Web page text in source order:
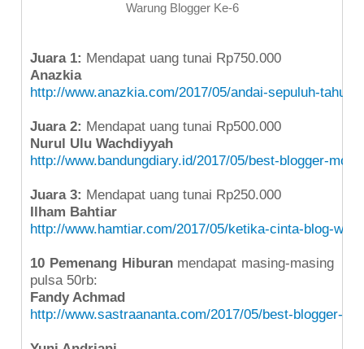
Warung Blogger Ke-6
Juara 1: Mendapat uang tunai Rp750.000
Anazkia
http://www.anazkia.com/2017/05/andai-sepuluh-
Juara 2: Mendapat uang tunai Rp500.000
Nurul Ulu Wachdiyyah
http://www.bandungdiary.id/2017/05/best-blogger-
Juara 3: Mendapat uang tunai Rp250.000
Ilham Bahtiar
http://www.hamtiar.com/2017/05/ketika-cinta-blog-
10 Pemenang Hiburanmendapat masing-masing
pulsa 50rb:
Fandy Achmad
http://www.sastraananta.com/2017/05/best-blogger-